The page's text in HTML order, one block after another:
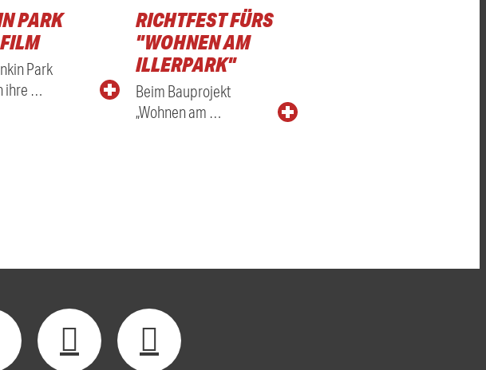
PARK
Park
ihre …
RICHTFEST FÜRS
"WOHNEN AM
ILLERPARK"
Beim Bauprojekt
„Wohnen am …